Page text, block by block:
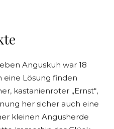
Anguskuh war 18
eine Lösung finden
kastanienroter „Ernst“,
her sicher auch eine
kleinen Angusherde